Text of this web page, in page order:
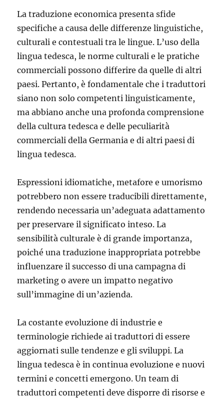
La traduzione economica presenta sfide
specifiche a causa delle differenze linguistiche,
culturali e contestuali tra le lingue. L’uso della
lingua tedesca, le norme culturali e le pratiche
commerciali possono differire da quelle di altri
paesi. Pertanto, è fondamentale che i traduttori
siano non solo competenti linguisticamente,
ma abbiano anche una profonda comprensione
della cultura tedesca e delle peculiarità
commerciali della Germania e di altri paesi di
lingua tedesca.
Espressioni idiomatiche, metafore e umorismo
potrebbero non essere traducibili direttamente,
rendendo necessaria un’adeguata adattamento
per preservare il significato inteso. La
sensibilità culturale è di grande importanza,
poiché una traduzione inappropriata potrebbe
influenzare il successo di una campagna di
marketing o avere un impatto negativo
sull’immagine di un’azienda.
La costante evoluzione di industrie e
terminologie richiede ai traduttori di essere
aggiornati sulle tendenze e gli sviluppi. La
lingua tedesca è in continua evoluzione e nuovi
termini e concetti emergono. Un team di
traduttori competenti deve disporre di risorse e